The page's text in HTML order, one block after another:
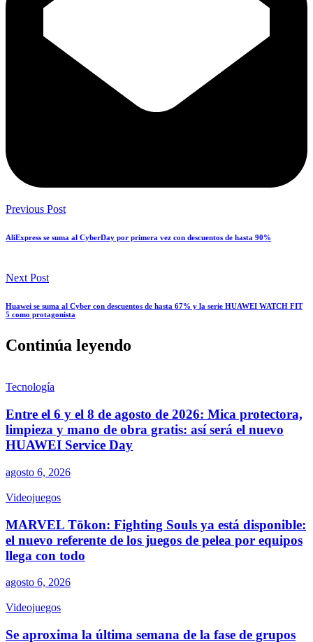
Previous Post
AliExpress se suma al CyberDay por primera vez con descuentos de hasta 90%
Next Post
Huawei se suma al Cyber con descuentos de hasta 67% y la serie HUAWEI WATCH FIT
5 como protagonista
Continúa leyendo
Tecnología
Entre el 6 y el 8 de agosto de 2026: Mica protectora,
limpieza y mano de obra gratis: así será el nuevo
HUAWEI Service Day
agosto 6, 2026
Videojuegos
MARVEL Tōkon: Fighting Souls ya está disponible:
el nuevo referente de los juegos de pelea por equipos
llega con todo
agosto 6, 2026
Videojuegos
Se aproxima la última semana de la fase de grupos